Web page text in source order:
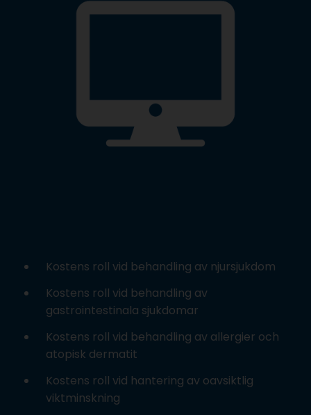
Kostens roll vid behandling av njursjukdom
Kostens roll vid behandling av
gastrointestinala sjukdomar
Kostens roll vid behandling av allergier och
atopisk dermatit
Kostens roll vid hantering av oavsiktlig
viktminskning